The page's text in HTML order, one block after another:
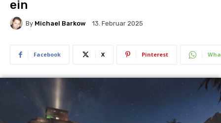
ein
By Michael Barkow 13. Februar 2025
Facebook X Pinterest